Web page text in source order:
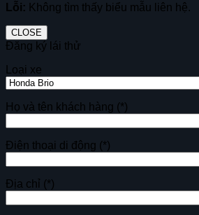
Lỗi: Không tìm thấy biểu mẫu liên hệ.
CLOSE
Đăng ký lái thử
Loại xe
Họ và tên khách hàng (*)
Điện thoại di động (*)
Địa chỉ (*)